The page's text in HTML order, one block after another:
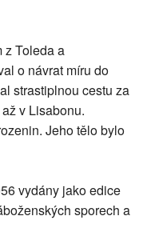
z Toleda a
o návrat míru do
strastiplnou cestu za
v Lisabonu.
Jeho tělo bylo
vydány jako edice
sporech a